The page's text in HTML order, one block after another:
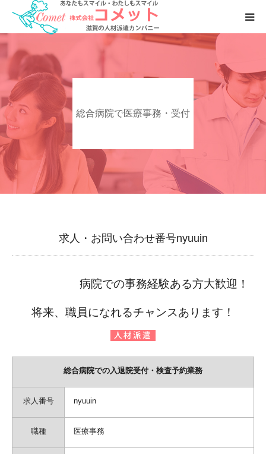
総合病院で医療事務・受付
求人・お問い合わせ番号nyuuin
病院での事務経験ある方大歓迎！
将来、職員になれるチャンスあります！
総合病院での入退院受付・検査予約業務
求人番号 nyuuin
職種 医療事務
お仕事をおさがしの方へ
人材をおさがしの企業様へ
会社案内